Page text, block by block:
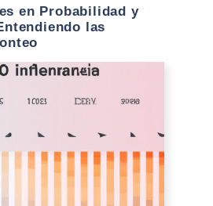
en Probabilidad y
las